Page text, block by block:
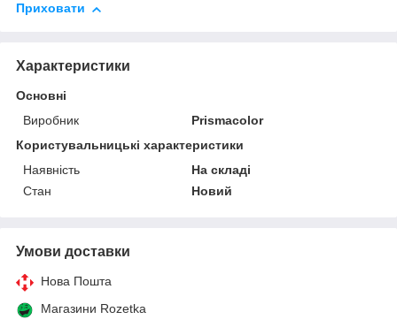
Приховати
Характеристики
Основні
Виробник
Prismacolor
Користувальницькі характеристики
Наявність
На складі
Стан
Новий
Умови доставки
Нова Пошта
Магазини Rozetka